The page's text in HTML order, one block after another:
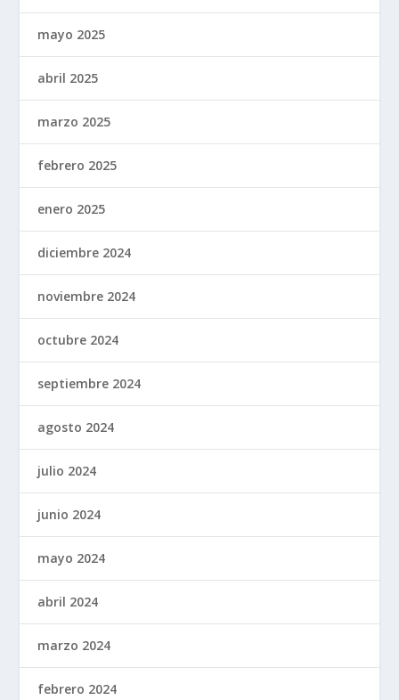
mayo 2025
abril 2025
marzo 2025
febrero 2025
enero 2025
diciembre 2024
noviembre 2024
octubre 2024
septiembre 2024
agosto 2024
julio 2024
junio 2024
mayo 2024
abril 2024
marzo 2024
febrero 2024